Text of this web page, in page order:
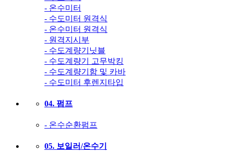
- 온수미터
- 수도미터 원격식
- 온수미터 원격식
- 원격지시부
- 수도계량기닛블
- 수도계량기 고무박킹
- 수도계량기함 및 카바
- 수도미터 후렌지타입
04. 펌프
- 온수순환펌프
05. 보일러/온수기